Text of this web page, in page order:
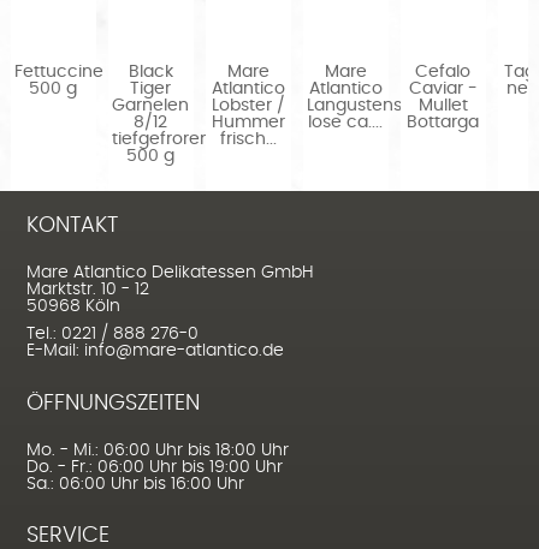
Fettuccine
500 g
Black
Tiger
Garnelen
8/12
tiefgefroren
500 g
Mare
Atlantico
Lobster /
Hummer
frisch...
Mare
Atlantico
Langustenschwanz
lose ca....
Cefalo
Caviar -
Mullet
Bottarga
KONTAKT
Mare Atlantico Delikatessen GmbH
Marktstr. 10 - 12
50968 Köln
Tel.: 0221 / 888 276-0
E-Mail: info@mare-atlantico.de
ÖFFNUNGSZEITEN
Mo. - Mi.: 06:00 Uhr bis 18:00 Uhr
Do. - Fr.: 06:00 Uhr bis 19:00 Uhr
Sa.: 06:00 Uhr bis 16:00 Uhr
SERVICE